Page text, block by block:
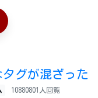
グが混ざった
10880801人回覧